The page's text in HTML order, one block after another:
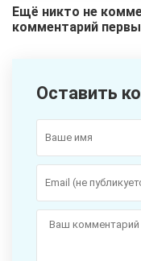
Ещё никто не
комментарий
Оставить